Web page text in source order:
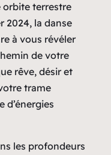
orbite terrestre
2024, la danse
à vous révéler
de votre
rêve, désir et
trame
d’énergies
les profondeurs